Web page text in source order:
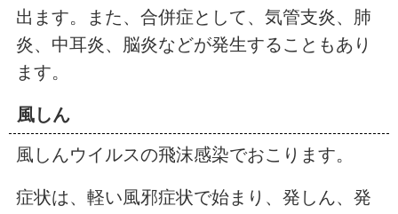
出ます。また、合併症として、気管支炎、肺
炎、中耳炎、脳炎などが発生することもあり
ます。
風しん
風しんウイルスの飛沫感染でおこります。
症状は、軽い風邪症状で始まり、発しん、発